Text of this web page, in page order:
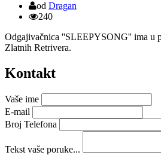
od Dragan
240
Odgajivačnica ''SLEEPYSONG'' ima u
Zlatnih Retrivera.
Kontakt
Vaše ime
E-mail
Broj Telefona
Tekst vaše poruke...